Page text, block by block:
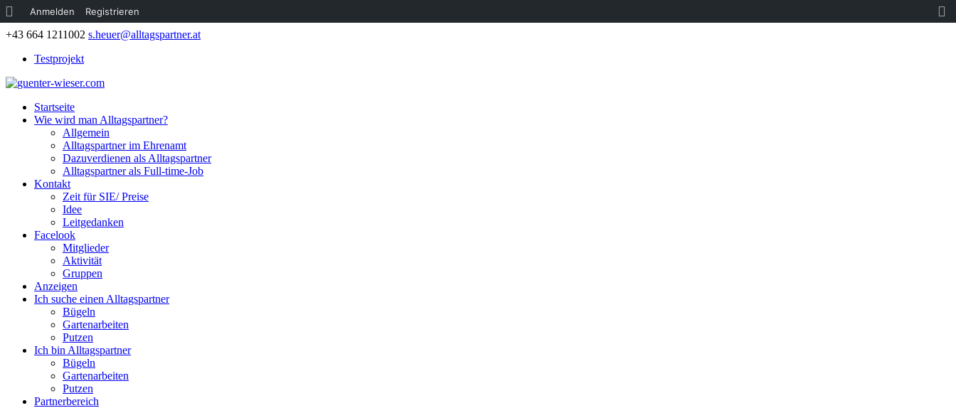
+43 664 1211002 s.heuer@alltagspartner.at
Testprojekt
Startseite
Wie wird man Alltagspartner?
Allgemein
Alltagspartner im Ehrenamt
Dazuverdienen als Alltagspartner
Alltagspartner als Full-time-Job
Kontakt
Zeit für SIE/ Preise
Idee
Leitgedanken
Facelook
Mitglieder
Aktivität
Gruppen
Anzeigen
Ich suche einen Alltagspartner
Bügeln
Gartenarbeiten
Putzen
Ich bin Alltagspartner
Bügeln
Gartenarbeiten
Putzen
Partnerbereich
Über
WordPress
Anmelden Registrieren